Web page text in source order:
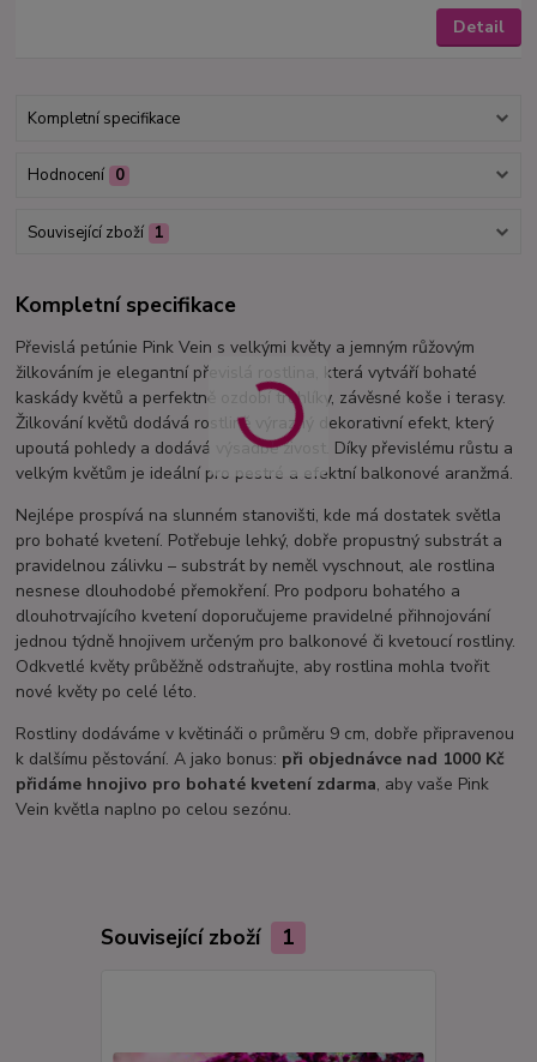
Detail
Kompletní specifikace
Hodnocení 0
Související zboží 1
Kompletní specifikace
Převislá petúnie Pink Vein s velkými květy a jemným růžovým
žilkováním je elegantní převislá rostlina, která vytváří bohaté
kaskády květů a perfektně ozdobí truhlíky, závěsné koše i terasy.
Žilkování květů dodává rostlině výrazný dekorativní efekt, který
upoutá pohledy a dodává výsadbě živost. Díky převislému růstu a
velkým květům je ideální pro pestré a efektní balkonové aranžmá.
Nejlépe prospívá na slunném stanovišti, kde má dostatek světla
pro bohaté kvetení. Potřebuje lehký, dobře propustný substrát a
pravidelnou zálivku – substrát by neměl vyschnout, ale rostlina
nesnese dlouhodobé přemokření. Pro podporu bohatého a
dlouhotrvajícího kvetení doporučujeme pravidelné přihnojování
jednou týdně hnojivem určeným pro balkonové či kvetoucí rostliny.
Odkvetlé květy průběžně odstraňujte, aby rostlina mohla tvořit
nové květy po celé léto.
Rostliny dodáváme v květináči o průměru 9 cm, dobře připravenou
k dalšímu pěstování. A jako bonus: při objednávce nad 1000 Kč
přidáme hnojivo pro bohaté kvetení zdarma, aby vaše Pink
Vein květla naplno po celou sezónu.
Související zboží 1